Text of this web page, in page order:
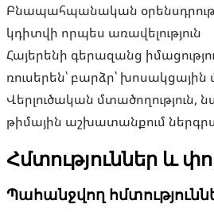
Բնապահպանական
կդիտվի որպես առավելություն
Հայերենի գերազանց
ռուսերեն՝ բարձր՝
Վերլուծական մտածողություն,
թիմային աշխատանքում
Հմտություններ և
Պահանջվող